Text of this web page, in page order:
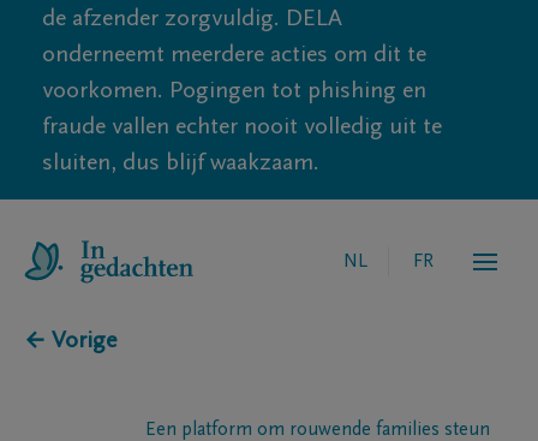
de afzender zorgvuldig. DELA
onderneemt meerdere acties om dit te
voorkomen. Pogingen tot phishing en
fraude vallen echter nooit volledig uit te
sluiten, dus blijf waakzaam.
NL FR
← Vorige
Een platform om rouwende families steun